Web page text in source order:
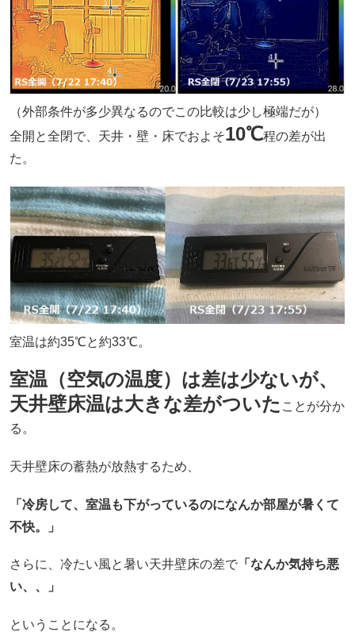
（外部条件が多少異なるのでこの比較は少し極端だが）
全開と全閉で、天井・壁・床でおよそ10℃程の差が出
た。
室温は約35℃と約33℃。
室温（空気の温度）は差は少ないが、
天井壁床温は大きな差がついた ことが分か
る。
天井壁床の蓄熱が放熱するため、
「冷房して、室温も下がっているのになんか部屋が暑くて
不快。」
さらに、冷たい風と暑い天井壁床の差で「なんか気持ち悪
い、、」
ということになる。